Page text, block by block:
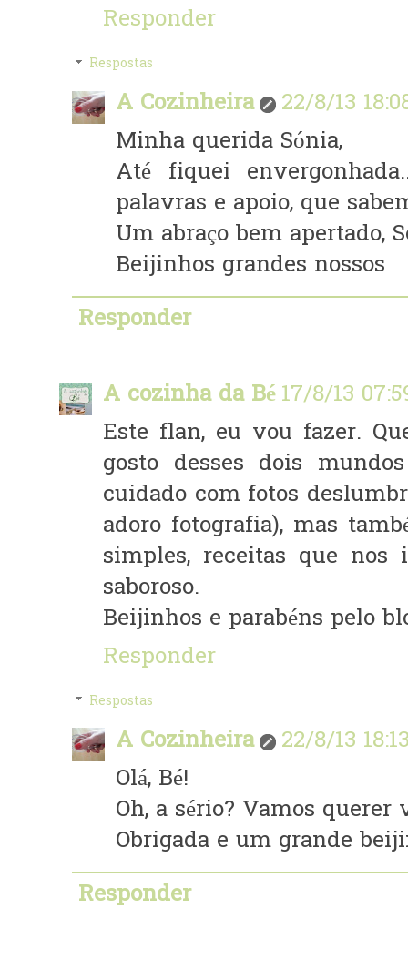
Responder
Respostas
A Cozinheira
22/8/13
Minha querida Sónia,
Até fiquei
palavras e apoio, que
Um abraço bem apertado,
Beijinhos grandes nossos
Responder
A cozinha da Bé17/8/13
Este flan, eu vou fazer.
gosto desses dois
cuidado com fotos
adoro fotografia), mas
simples, receitas que
saboroso.
Beijinhos e parabéns pelo
Responder
Respostas
A Cozinheira
22/8/13
Olá, Bé!
Oh, a sério? Vamos querer
Obrigada e um grande
Responder